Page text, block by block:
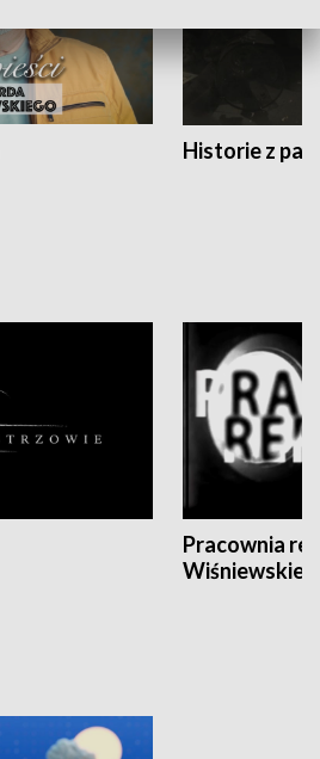
Historie z
Pracownia